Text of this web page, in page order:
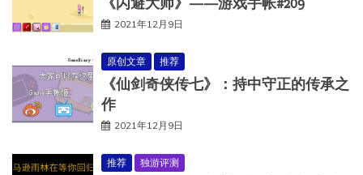
2021年12月9日
原创文章 推荐
《仙剑奇侠传七》：持中守正的传承之
作
2021年12月9日
推荐 独游评测